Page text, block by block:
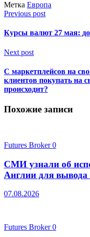
Метка Европа
Previous post
Курсы валют 27 мая:
Next post
С маркетплейсов на
клиентов покупать на
происходит?
Похожие записи
Futures Broker0
СМИ узнали об
Англии для вывода
07.08.2026
Futures Broker0